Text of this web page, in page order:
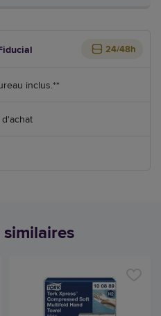
24/48h
inclus.**